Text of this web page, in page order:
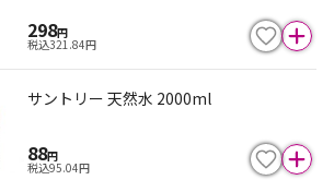
298円
税込321.84円
サントリー 天然水 2000ml
88円
税込95.04円